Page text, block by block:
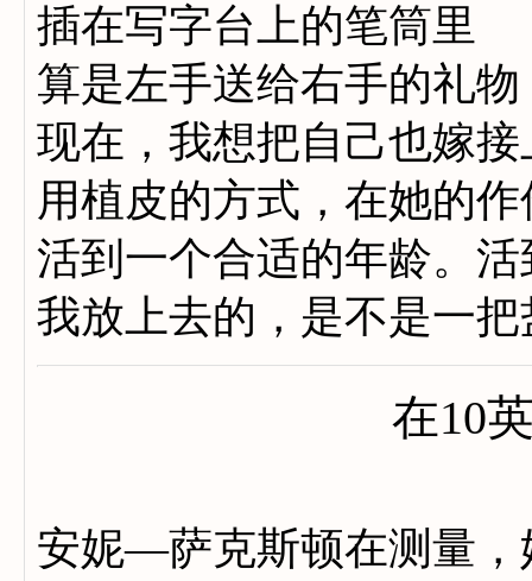
插在写字台上的笔筒里
算是左手送给右手的礼物
现在，我想把自己也嫁接
用植皮的方式，在她的
活到一个合适的年龄。
我放上去的，是不是一
在10
安妮—萨克斯顿在测量，